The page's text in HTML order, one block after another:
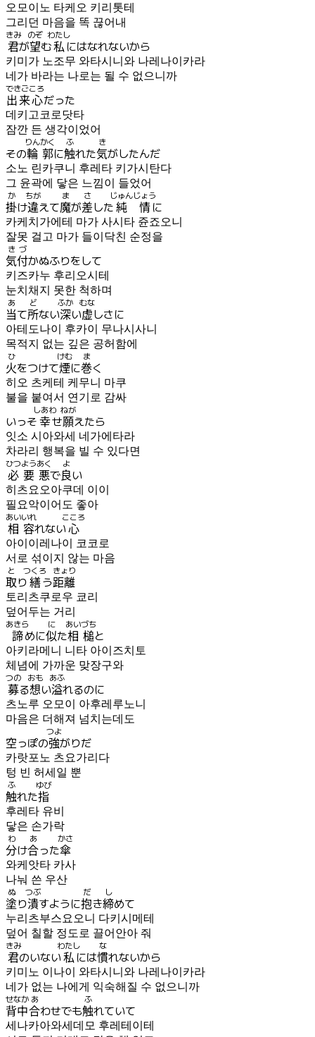
오모이노 타케오 키리톳테
그리던 마음을 똑 끊어내
君
きみ
が望
のぞ
む私
わたし
にはなれないから
키미가 노조무 와타시니와 나레나이카라
네가 바라는 나로는 될 수 없으니까
出来心
できごころ
だった
데키고코로닷타
잠깐 든 생각이었어
その輪郭
りんかく
に触
ふ
れた気
き
がしたんだ
소노 린카쿠니 후레타 키가시탄다
그 윤곽에 닿은 느낌이 들었어
掛
か
け違
ちが
えて魔
ま
が差
さ
した 純情
じゅんじょう
に
카케치가에테 마가 사시타 쥰죠오니
잘못 걸고 마가 들이닥친 순정을
気付
きづ
かぬふりをして
키즈카누 후리오시테
눈치채지 못한 척하며
当
あ
て所
ど
ない深
ふか
い虚
むな
しさに
아테도나이 후카이 무나시사니
목적지 없는 깊은 공허함에
火
ひ
をつけて煙
けむ
に巻
ま
く
히오 츠케테 케무니 마쿠
불을 붙여서 연기로 감싸
いっそ 幸
しあわ
せ願
ねが
えたら
잇소 시아와세 네가에타라
차라리 행복을 빌 수 있다면
必要
ひつよう
悪
あく
で良
よ
い
히츠요오아쿠데 이이
필요악이어도 좋아
相容
あいいれ
れない心
こころ
아이이레나이 코코로
서로 섞이지 않는 마음
取
と
り 繕
つくろ
う距離
きょり
토리츠쿠로우 쿄리
덮어두는 거리
諦
あきら
めに似
に
た相槌
あいづち
と
아키라메니 니타 아이즈치토
체념에 가까운 맞장구와
募
つの
る想
おも
い溢
あふ
れるのに
츠노루 오모이 아후레루노니
마음은 더해져 넘치는데도
空っぽの強
つよ
がりだ
카랏포노 츠요가리다
텅 빈 허세일 뿐
触
ふ
れた指
ゆび
후레타 유비
닿은 손가락
分
わ
け合
あ
った傘
かさ
와케앗타 카사
나눠 쓴 우산
塗
ぬ
り潰
つぶ
すように抱
だ
き締
し
めて
누리츠부스요오니 다키시메테
덮어 칠할 정도로 끌어안아 줘
君
きみ
のいない私
わたし
には慣
な
れないから
키미노 이나이 와타시니와 나레나이카라
네가 없는 나에게 익숙해질 수 없으니까
背中
せなか
合
あ
わせでも触
ふ
れていて
세나카아와세데모 후레테이테